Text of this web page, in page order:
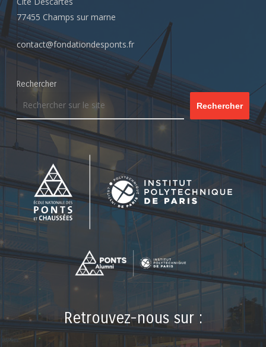
77455 Champs sur marne
contact@fondationdesponts.fr
Rechercher
Rechercher
Retrouvez-nous sur :